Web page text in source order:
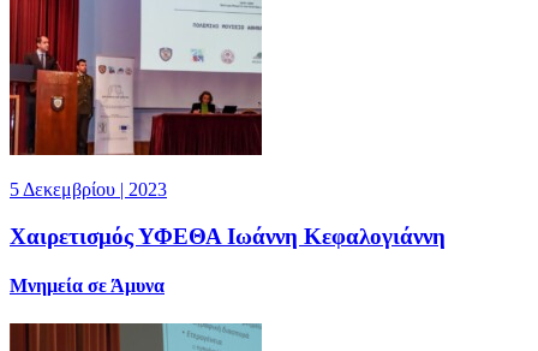
5 Δεκεμβρίου | 2023
Χαιρετισμός ΥΦΕΘΑ Ιωάννη Κεφαλογιάννη
Μνημεία σε Άμυνα